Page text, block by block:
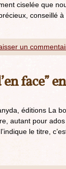
ciselée que
conseillé
un
face”
éditions
autant pour
le titre,